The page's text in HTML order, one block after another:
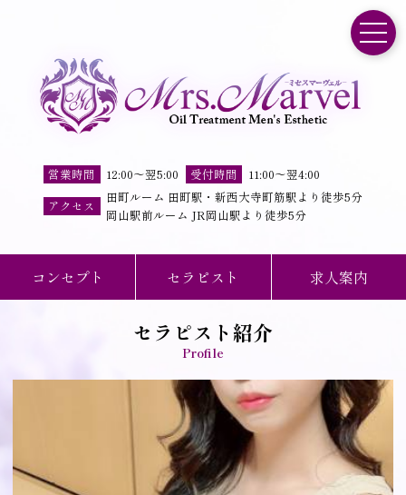
営業時間 12:00～翌5:00 受付時間 11:00～翌4:00
アクセス
田町ルーム 田町駅・新西大寺町筋駅より徒歩5分
岡山駅前ルーム JR岡山駅より徒歩5分
コンセプト セラピスト 求人案内
セラピスト紹介
Profile